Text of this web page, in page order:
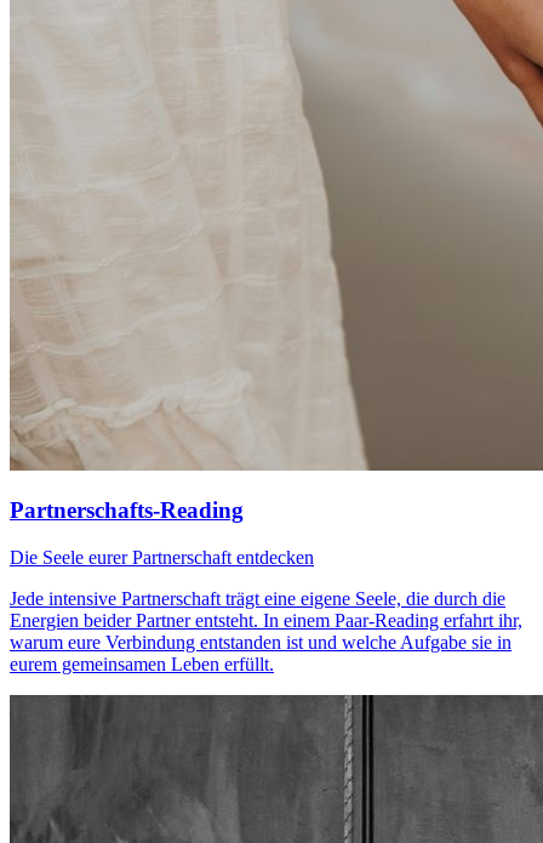
Partnerschafts-Reading
Die Seele eurer Partnerschaft entdecken
Jede intensive Partnerschaft trägt eine eigene Seele, die durch die
Energien beider Partner entsteht. In einem Paar-Reading erfahrt ihr,
warum eure Verbindung entstanden ist und welche Aufgabe sie in
eurem gemeinsamen Leben erfüllt.